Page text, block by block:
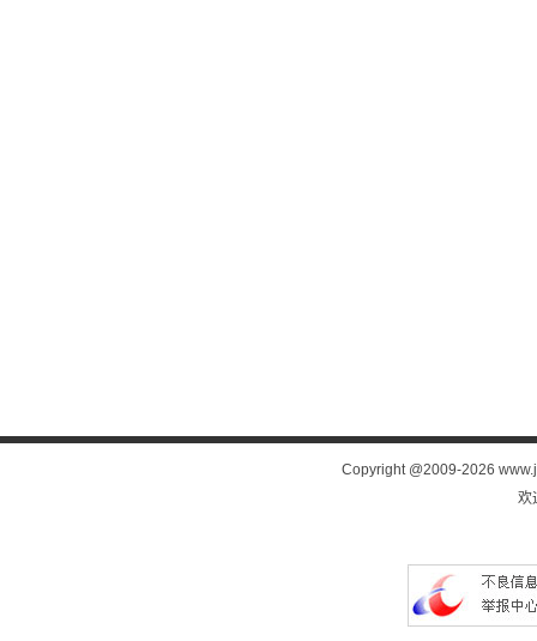
Copyright @2009-2026
欢